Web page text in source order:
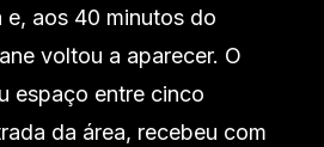
aos 40 minutos do
voltou a aparecer. O
espaço entre cinco
da área, recebeu com